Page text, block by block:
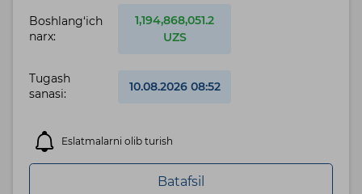
Boshlang‘ich
narx:
1,194,868,051.2
UZS
Tugash
sanasi:
10.08.2026 08:52
Eslatmalarni olib turish
Batafsil